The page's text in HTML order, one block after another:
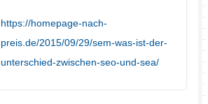
https://homepage-nach-
preis.de/2015/09/29/sem-was-ist-der-
unterschied-zwischen-seo-und-sea/